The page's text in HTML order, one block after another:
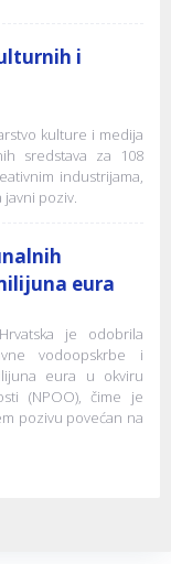
i
kulture i medija
sredstava za 108
industrijama,
poziv.
eura
je odobrila
vodoopskrbe i
eura u okviru
(NPOO), čime je
pozivu povećan na